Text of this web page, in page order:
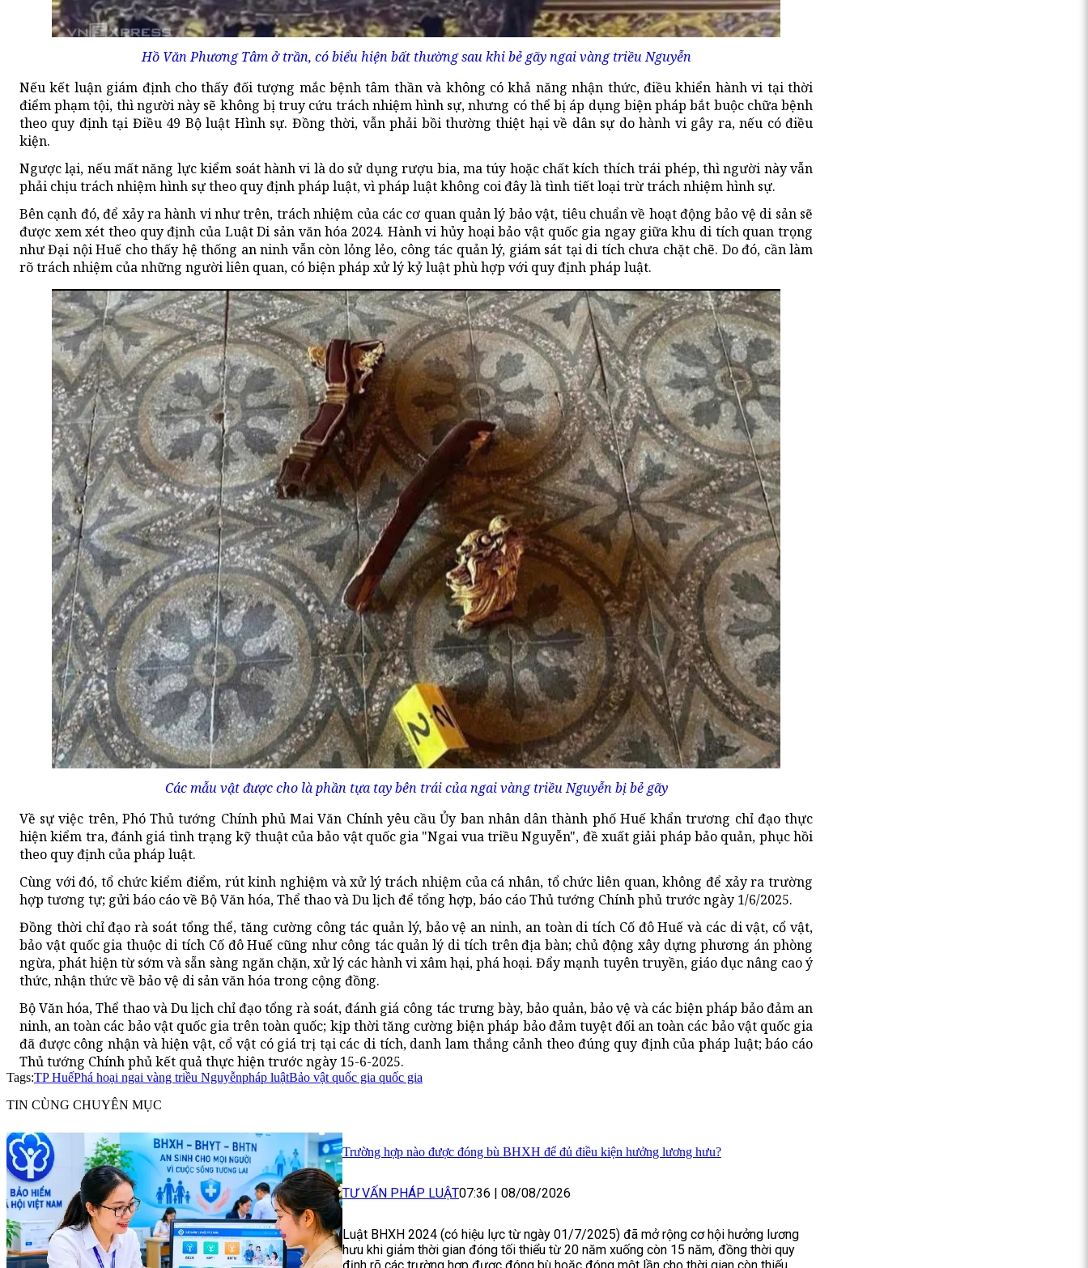
Hồ Văn Phương Tâm ở trần, có biểu hiện bất thường sau khi bẻ gãy ngai vàng triều Nguyễn
Nếu kết luận giám định cho thấy đối tượng mắc bệnh tâm thần và không có khả năng nhận thức, điều khiển hành vi tại thời
điểm phạm tội, thì người này sẽ không bị truy cứu trách nhiệm hình sự, nhưng có thể bị áp dụng biện pháp bắt buộc chữa bệnh
theo quy định tại Điều 49 Bộ luật Hình sự. Đồng thời, vẫn phải bồi thường thiệt hại về dân sự do hành vi gây ra, nếu có điều
kiện.
Ngược lại, nếu mất năng lực kiểm soát hành vi là do sử dụng rượu bia, ma túy hoặc chất kích thích trái phép, thì người này vẫn
phải chịu trách nhiệm hình sự theo quy định pháp luật, vì pháp luật không coi đây là tình tiết loại trừ trách nhiệm hình sự.
Bên cạnh đó, để xảy ra hành vi như trên, trách nhiệm của các cơ quan quản lý bảo vật, tiêu chuẩn về hoạt động bảo vệ di sản sẽ
được xem xét theo quy định của Luật Di sản văn hóa 2024. Hành vi hủy hoại bảo vật quốc gia ngay giữa khu di tích quan trọng
như Đại nội Huế cho thấy hệ thống an ninh vẫn còn lỏng lẻo, công tác quản lý, giám sát tại di tích chưa chặt chẽ. Do đó, cần làm
rõ trách nhiệm của những người liên quan, có biện pháp xử lý kỷ luật phù hợp với quy định pháp luật.
Các mẫu vật được cho là phần tựa tay bên trái của ngai vàng triều Nguyễn bị bẻ gãy
Về sự việc trên, Phó Thủ tướng Chính phủ Mai Văn Chính yêu cầu Ủy ban nhân dân thành phố Huế khẩn trương chỉ đạo thực
hiện kiểm tra, đánh giá tình trạng kỹ thuật của bảo vật quốc gia "Ngai vua triều Nguyễn", đề xuất giải pháp bảo quản, phục hồi
theo quy định của pháp luật.
Cùng với đó, tổ chức kiểm điểm, rút kinh nghiệm và xử lý trách nhiệm của cá nhân, tổ chức liên quan, không để xảy ra trường
hợp tương tự; gửi báo cáo về Bộ Văn hóa, Thể thao và Du lịch để tổng hợp, báo cáo Thủ tướng Chính phủ trước ngày 1/6/2025.
Đồng thời chỉ đạo rà soát tổng thể, tăng cường công tác quản lý, bảo vệ an ninh, an toàn di tích Cố đô Huế và các di vật, cổ vật,
bảo vật quốc gia thuộc di tích Cố đô Huế cũng như công tác quản lý di tích trên địa bàn; chủ động xây dựng phương án phòng
ngừa, phát hiện từ sớm và sẵn sàng ngăn chặn, xử lý các hành vi xâm hại, phá hoại. Đẩy mạnh tuyên truyền, giáo dục nâng cao ý
thức, nhận thức về bảo vệ di sản văn hóa trong cộng đồng.
Bộ Văn hóa, Thể thao và Du lịch chỉ đạo tổng rà soát, đánh giá công tác trưng bày, bảo quản, bảo vệ và các biện pháp bảo đảm an
ninh, an toàn các bảo vật quốc gia trên toàn quốc; kịp thời tăng cường biện pháp bảo đảm tuyệt đối an toàn các bảo vật quốc gia
đã được công nhận và hiện vật, cổ vật có giá trị tại các di tích, danh lam thắng cảnh theo đúng quy định của pháp luật; báo cáo
Thủ tướng Chính phủ kết quả thực hiện trước ngày 15-6-2025.
Tags:TP HuếPhá hoại ngai vàng triều Nguyễnpháp luậtBảo vật quốc gia quốc gia
TIN CÙNG CHUYÊN MỤC
Trường hợp nào được đóng bù BHXH để đủ điều kiện hưởng lương hưu?
TƯ VẤN PHÁP LUẬT07:36 08/08/2026
Luật BHXH 2024 (có hiệu lực từ ngày 01/7/2025) đã mở rộng cơ hội hưởng lương
hưu khi giảm thời gian đóng tối thiểu từ 20 năm xuống còn 15 năm, đồng thời quy